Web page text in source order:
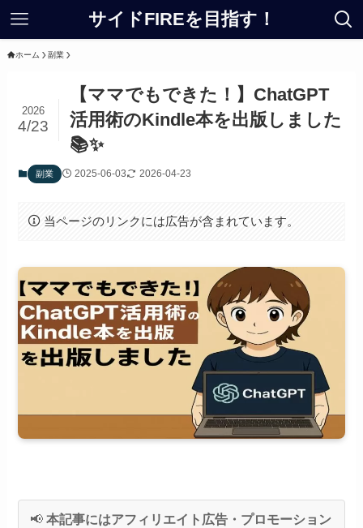
サイドFIREを目指す！
ホーム 副業
【ママでもできた！】ChatGPT
活用術のKindle本を出版しました
📚✨
2026
4/23
副業 2025-06-03 2026-04-23
当ページのリンクには広告が含まれています。
📢本記事にはアフィリエイト広告・プロモーション